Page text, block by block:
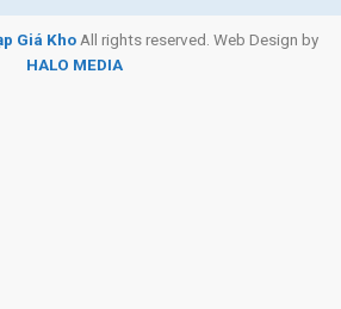
Giá KhoAll rights reserved. Web Design by
HALO MEDIA